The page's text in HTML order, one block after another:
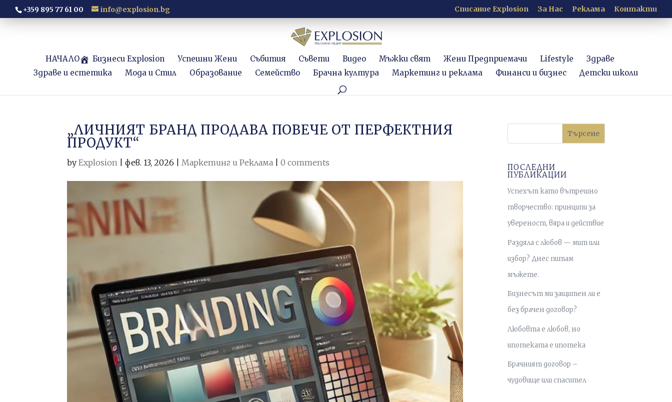
+359 895 77 61 00 info@explosion.bg Списание Explosion За Нас Рекламa Контакти
НАЧАЛО Бизнеси Explosion Успешни Жени Събития Съвети Видео Мъжки свят Жени Предприемачи Lifestyle
Здраве
Здраве и естетика
Мода и Стил Образование Семейство Брачна култура Маркетинг и реклама Финанси и бизнес Детски школи
„ЛИЧНИЯТ БРАНД ПРОДАВА ПОВЕЧЕ ОТ ПЕРФЕКТНИЯ
ПРОДУКТ“
byExplosion |фев. 13, 2026 |Маркетинг и Реклама |0 comments
Търсене
ПОСЛЕДНИ
ПУБЛИКАЦИИ
Успехът като вътрешно
творчество: принципи за
увереност, вяра и действие
Раздяла с любов — мит или
избор? Днес питам
мъжете.
Бизнесът ми защитен ли е
без брачен договор?
Любовта е любов, но
ипотеката е ипотека
Брачният договор –
чудовище или спасител